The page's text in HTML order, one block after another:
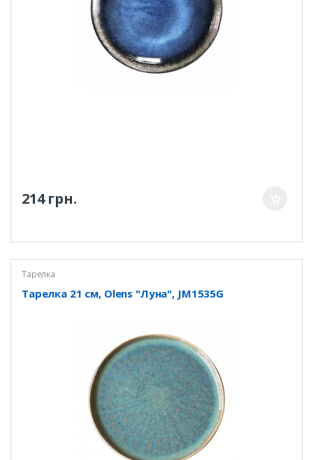
214 грн.
Тарелка
Тарелка 21 см, Olens "Луна", JM1535G